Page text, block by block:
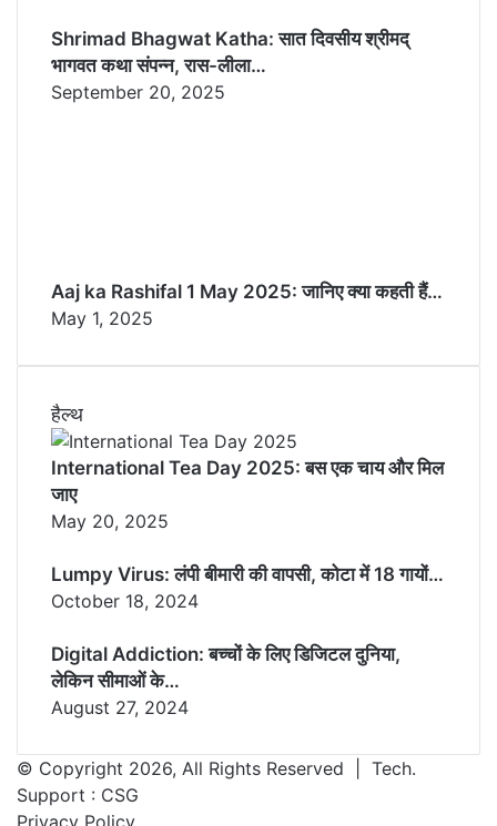
Shrimad Bhagwat Katha: सात दिवसीय श्रीमद्
भागवत कथा संपन्न, रास-लीला…
September 20, 2025
Aaj ka Rashifal 1 May 2025: जानिए क्या कहती हैं…
May 1, 2025
हैल्थ
International Tea Day 2025: बस एक चाय और मिल
जाए
May 20, 2025
Lumpy Virus: लंपी बीमारी की वापसी, कोटा में 18 गायों…
October 18, 2024
Digital Addiction: बच्चों के लिए डिजिटल दुनिया,
लेकिन सीमाओं के…
August 27, 2024
© Copyright 2026, All Rights Reserved | Tech.
Support : CSG
Privacy Policy